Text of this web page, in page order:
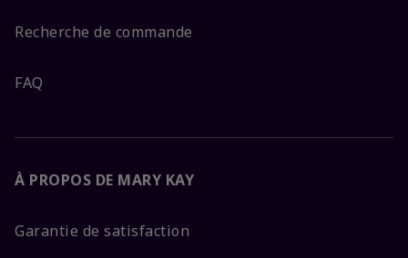
Recherche de commande
FAQ
À PROPOS DE MARY KAY
Garantie de satisfaction